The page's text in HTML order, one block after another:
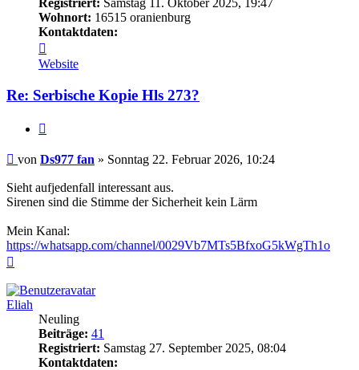
Registriert: Samstag 11. Oktober 2025, 19:47
Wohnort: 16515 oranienburg
Kontaktdaten:
von
Ds977
fan
Website
Re: Serbische Kopie Hls 273?
Beitrag
von Ds977 fan » Sonntag 22. Februar 2026, 10:24
Sieht aufjedenfall interessant aus.
Sirenen sind die Stimme der Sicherheit kein Lärm
Mein Kanal:
https://whatsapp.com/channel/0029Vb7MTs5BfxoG5kWgTh1o
Eliah
Neuling
Beiträge: 41
Registriert: Samstag 27. September 2025, 08:04
Kontaktdaten: